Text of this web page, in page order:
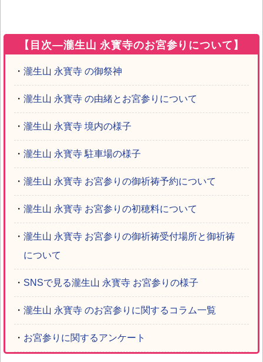
【目次―瀧生山 永寳寺のお宮参りについて】
・ 瀧生山 永寳寺 の御祭神
・ 瀧生山 永寳寺 の由緒とお宮参りについて
・ 瀧生山 永寳寺 境内の様子
・ 瀧生山 永寳寺 駐車場の様子
・ 瀧生山 永寳寺 お宮参りの御祈祷予約について
・ 瀧生山 永寳寺 お宮参りの初穂料について
・ 瀧生山 永寳寺 お宮参りの御祈祷受付場所と御祈祷
について
・ SNSで見る瀧生山 永寳寺 お宮参りの様子
・ 瀧生山 永寳寺 のお宮参りに関するコラム一覧
・ お宮参りに関するアンケート